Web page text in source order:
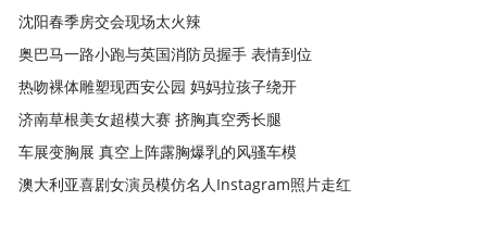
沈阳春季房交会现场太火辣
奥巴马一路小跑与英国消防员握手 表情到位
热吻裸体雕塑现西安公园 妈妈拉孩子绕开
济南草根美女超模大赛 挤胸真空秀长腿
车展变胸展 真空上阵露胸爆乳的风骚车模
澳大利亚喜剧女演员模仿名人Instagram照片走红